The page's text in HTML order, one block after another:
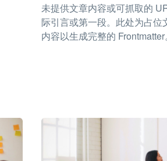
未提供文章内容或可抓取的
际引言或第一段。此处为占
内容以生成完整的 Frontmatter。